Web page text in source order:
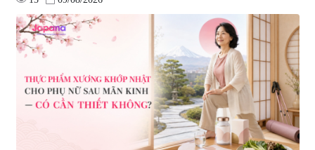
Viên uống bổ gan Ribeto Shoji
Hepaclean 60 viên
690.000 đ
Viên uống hỗ trợ cải thiện thoát
vị đĩa đệm Kyoto Has 30 viên
| 14.560
1.600.000 đ